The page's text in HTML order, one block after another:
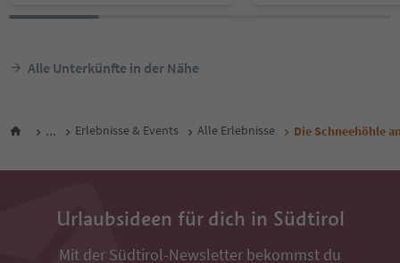
Alle Unterkünfte in der Nähe
... Erlebnisse & Events Alle Erlebnisse Die Schneehöhle
Urlaubsideen für dich in Südtirol
Mit der Südtirol-Newsletter bekommst du